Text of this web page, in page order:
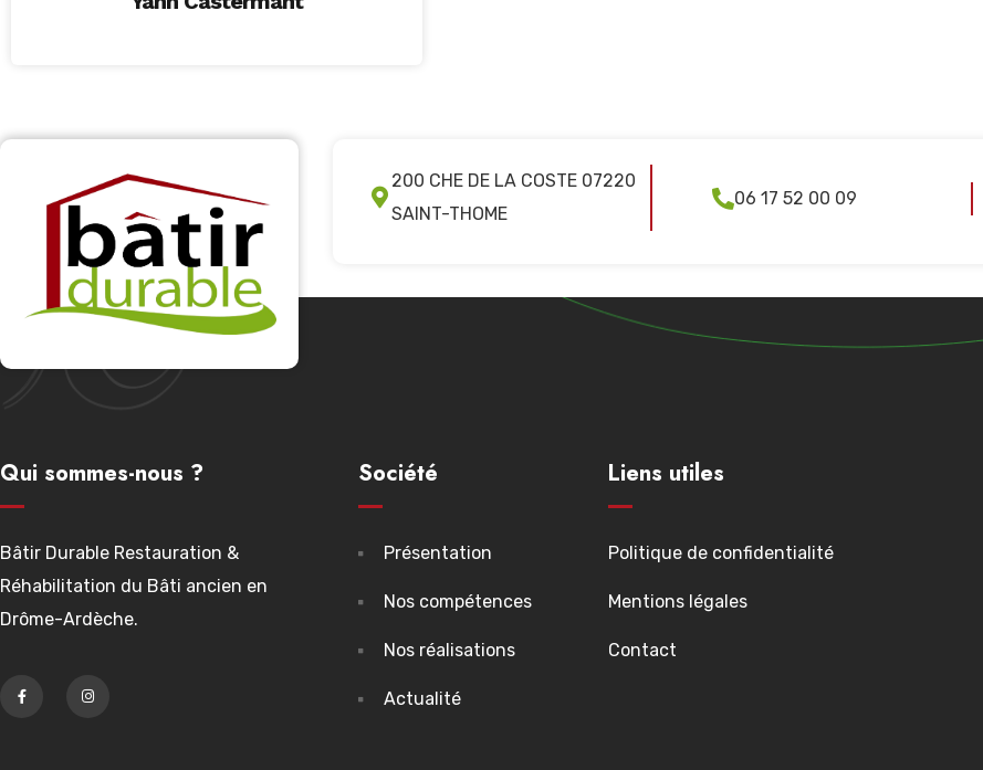
200 CHE DE LA COSTE 07220
SAINT-THOME
06 17 52 00 09
Qui sommes-nous ?
Bâtir Durable Restauration &
Réhabilitation du Bâti ancien en
Drôme-Ardèche.
Société
Présentation
Nos compétences
Nos réalisations
Actualité
Liens utiles
Politique de confidentialité
Mentions légales
Contact